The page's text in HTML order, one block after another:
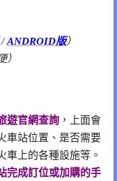
ANDROID版）
）
遊官網查詢 ，上面會
車站位置、是否需要
車上的各種設施等。
完成訂位或加購的手